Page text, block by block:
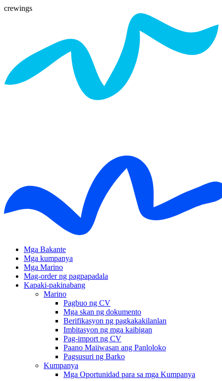
crewings
Mga Bakante
Mga kumpanya
Mga Marino
Mag-order ng pagpapadala
Kapaki-pakinabang
Marino
Pagbuo ng CV
Mga skan ng dokumento
Berifikasyon ng pagkakakilanlan
Imbitasyon ng mga kaibigan
Pag-import ng CV
Paano Maiiwasan ang Panloloko
Pagsusuri ng Barko
Kumpanya
Mga Oportunidad para sa mga Kumpanya